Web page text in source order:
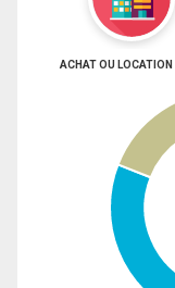
ACHAT OU LOCATION